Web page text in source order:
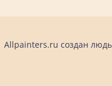
Allpainters.ru создан